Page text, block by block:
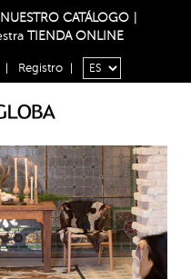
NUESTRO CATÁLOGO
TIENDA ONLINE
Registro